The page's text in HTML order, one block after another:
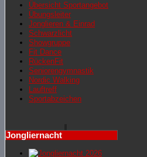
Übersicht Sportangebot
Übungsleiter
Jonglieren & Einrad
Schwarzlicht
Showgruppe
Fit Dance
RückenFit
Seniorengymnastik
Nordic Walking
Lauftreff
Sportabzeichen
Jongliernacht